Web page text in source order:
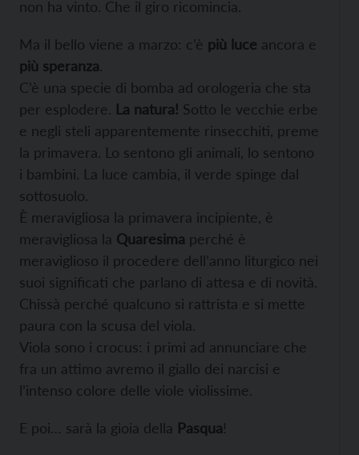
non ha vinto. Che il giro ricomincia.
Ma il bello viene a marzo: c’è più luce ancora e
più speranza.
C’è una specie di bomba ad orologeria che sta
per esplodere. La natura! Sotto le vecchie erbe
e negli steli apparentemente rinsecchiti, preme
la primavera. Lo sentono gli animali, lo sentono
i bambini. La luce cambia, il verde spinge dal
sottosuolo.
È meravigliosa la primavera incipiente, è
meravigliosa la Quaresima perché è
meraviglioso il procedere dell’anno liturgico nei
suoi significati che parlano di attesa e di novità.
Chissà perché qualcuno si rattrista e si mette
paura con la scusa del viola.
Viola sono i crocus: i primi ad annunciare che
fra un attimo avremo il giallo dei narcisi e
l’intenso colore delle viole violissime.
E poi… sarà la gioia della Pasqua!